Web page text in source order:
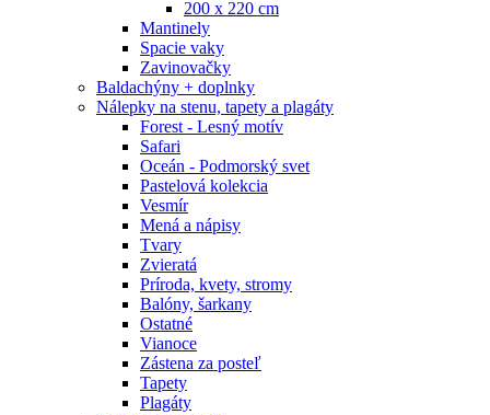
200 x 220 cm
Mantinely
Spacie vaky
Zavinovačky
Baldachýny + doplnky
Nálepky na stenu, tapety a plagáty
Forest - Lesný motív
Safari
Oceán - Podmorský svet
Pastelová kolekcia
Vesmír
Mená a nápisy
Tvary
Zvieratá
Príroda, kvety, stromy
Balóny, šarkany
Ostatné
Vianoce
Zástena za posteľ
Tapety
Plagáty